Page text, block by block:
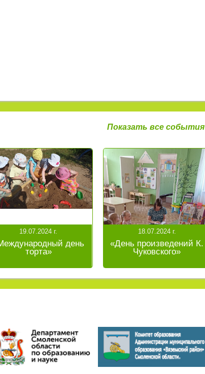
Показать все события
19.07.2024 г.
день
торта»
18.07.2024 г.
«День произведений К.
Чуковского»